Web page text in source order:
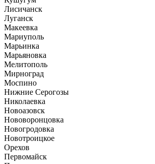
Лисичанск
Луганск
Макеевка
Мариуполь
Марьинка
Марьяновка
Мелитополь
Мирноград
Моспино
Нижние Серогозы
Николаевка
Новоазовск
Нововоронцовка
Новогродовка
Новотроицкое
Орехов
Первомайск